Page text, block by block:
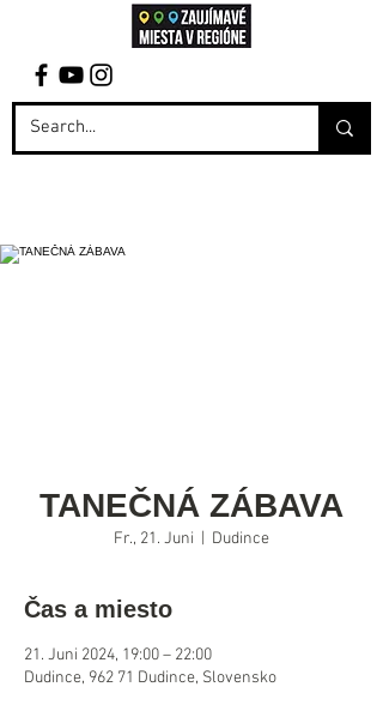
TANEČNÁ ZÁBAVA
Fr., 21. Juni Dudince
Čas a miesto
21. Juni 2024, 19:00 – 22:00
Dudince, 962 71 Dudince, Slovensko